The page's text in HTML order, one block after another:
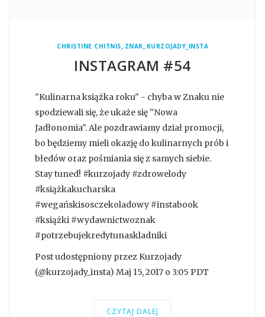
CHRISTINE CHITNIS, ZNAK, KURZOJADY_INSTA
INSTAGRAM #54
"Kulinarna książka roku" - chyba w Znaku nie
spodziewali się, że ukaże się "Nowa
Jadłonomia". Ale pozdrawiamy dział promocji,
bo będziemy mieli okazję do kulinarnych prób i
błedów oraz pośmiania się z samych siebie.
Stay tuned! #kurzojady #zdrowelody
#książkakucharska
#wegańskisosczekoladowy #instabook
#książki #wydawnictwoznak
#potrzebujekredytunaskladniki
Post udostępniony przez Kurzojady
(@kurzojady_insta) Maj 15, 2017 o 3:05 PDT
CZYTAJ DALEJ